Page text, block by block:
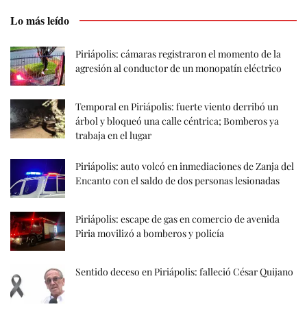
Lo más leído
Piriápolis: cámaras registraron el momento de la
agresión al conductor de un monopatín eléctrico
Temporal en Piriápolis: fuerte viento derribó un
árbol y bloqueó una calle céntrica; Bomberos ya
trabaja en el lugar
Piriápolis: auto volcó en inmediaciones de Zanja del
Encanto con el saldo de dos personas lesionadas
Piriápolis: escape de gas en comercio de avenida
Piria movilizó a bomberos y policía
Sentido deceso en Piriápolis: falleció César Quijano